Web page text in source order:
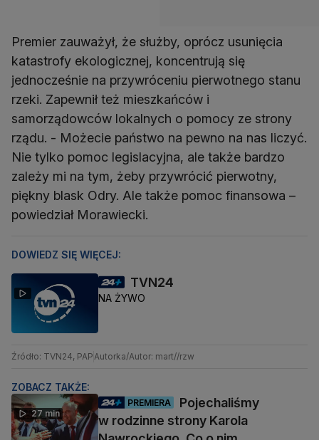
Premier zauważył, że służby, oprócz usunięcia
katastrofy ekologicznej, koncentrują się
jednocześnie na przywróceniu pierwotnego stanu
rzeki. Zapewnił też mieszkańców i
samorządowców lokalnych o pomocy ze strony
rządu. - Możecie państwo na pewno na nas liczyć.
Nie tylko pomoc legislacyjna, ale także bardzo
zależy mi na tym, żeby przywrócić pierwotny,
piękny blask Odry. Ale także pomoc finansowa –
powiedział Morawiecki.
DOWIEDZ SIĘ WIĘCEJ:
TVN24
NA ŻYWO
Źródło: TVN24, PAPAutorka/Autor: mart//rzw
ZOBACZ TAKŻE:
27 min
PREMIERA
Pojechaliśmy
w rodzinne strony Karola